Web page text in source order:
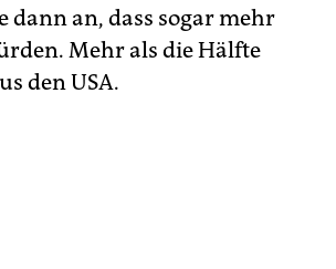
dann an, dass sogar mehr
Mehr als die Hälfte
den USA.